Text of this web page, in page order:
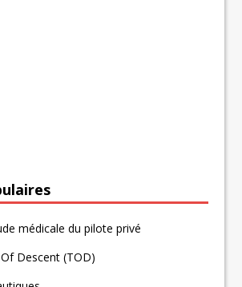
médicale du pilote privé
Descent (TOD)